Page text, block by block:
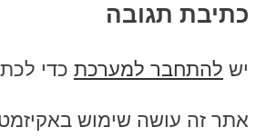
כתיבת תגובה
יש להתחבר למערכת כדי
אתר זה עושה שימוש